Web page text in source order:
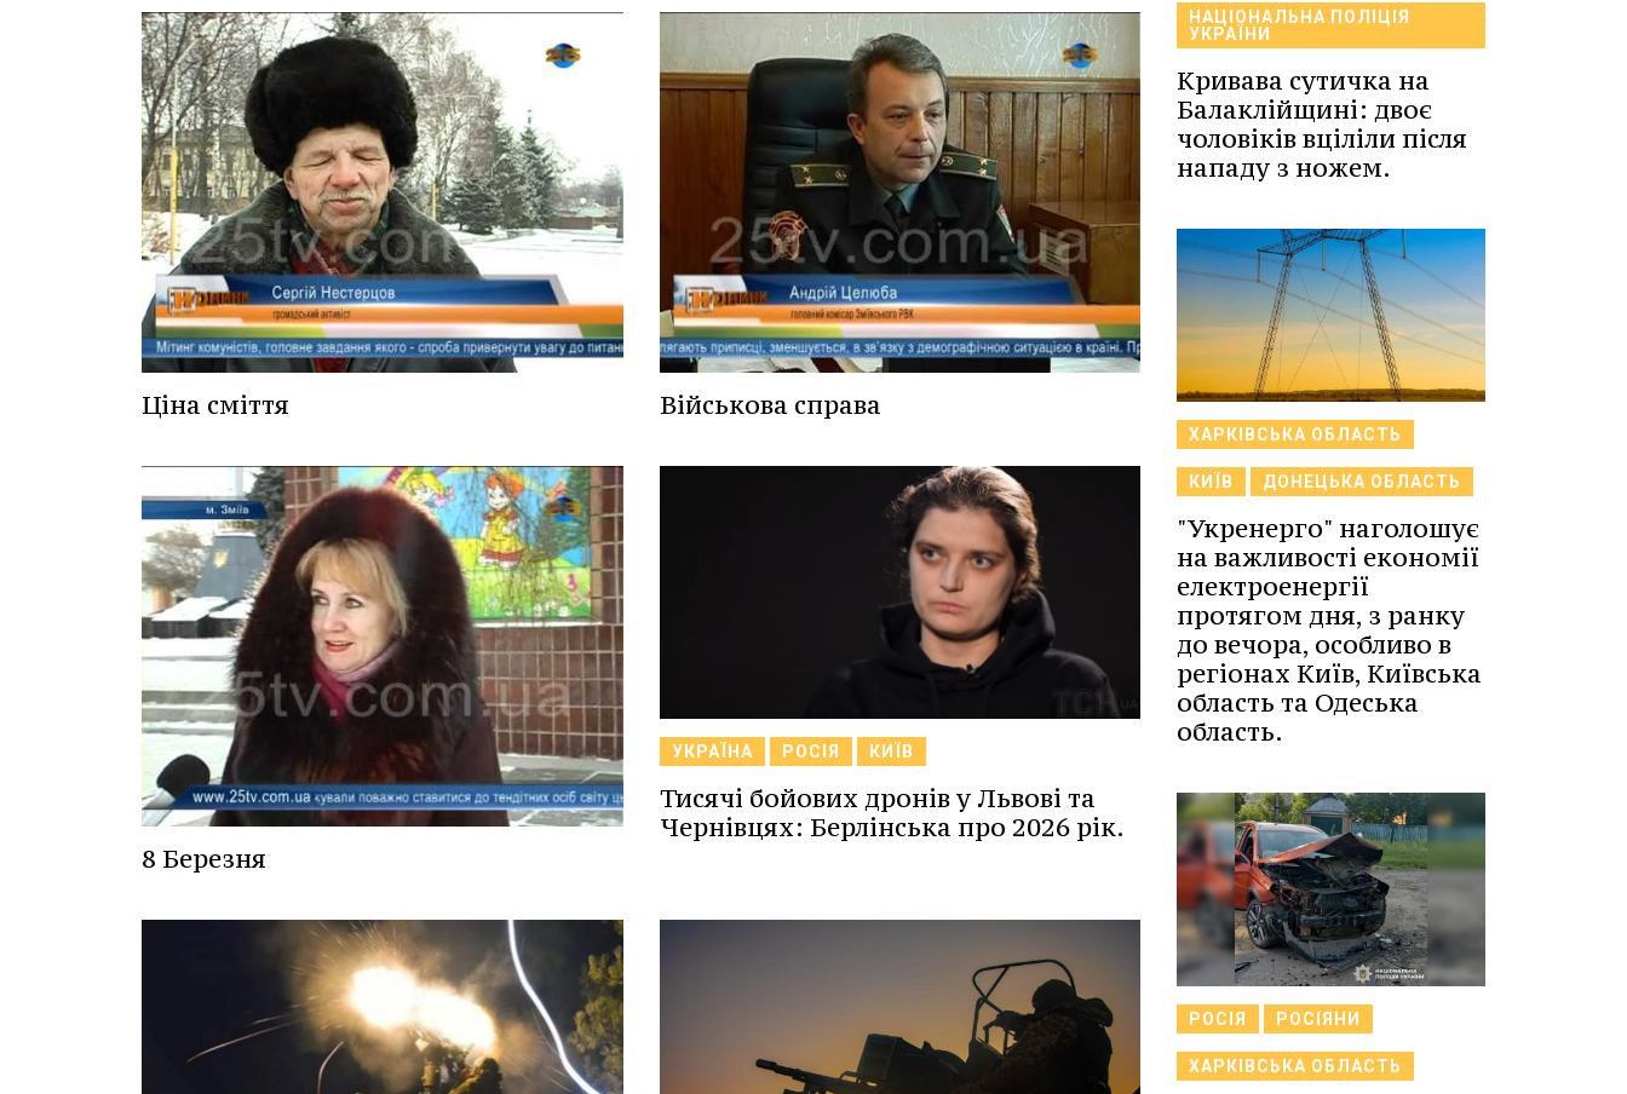
Ціна сміття Військова справа
8 Березня
УКРАЇНА РОСІЯ КИЇВ
Тисячі бойових дронів у Львові та
Чернівцях: Берлінська про 2026 рік.
НАЦІОНАЛЬНА ПОЛІЦІЯ
УКРАЇНИ
Кривава сутичка на
Балаклійщині: двоє
чоловіків вціліли після
нападу з ножем.
ХАРКІВСЬКА ОБЛАСТЬ
КИЇВ ДОНЕЦЬКА ОБЛАСТЬ
"Укренерго" наголошує
на важливості економії
електроенергії
протягом дня, з ранку
до вечора, особливо в
регіонах Київ, Київська
область та Одеська
область.
РОСІЯ РОСІЯНИ
ХАРКІВСЬКА ОБЛАСТЬ